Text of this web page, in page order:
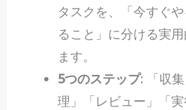
タスクを、「今すぐ
ること」に分ける実
ます。
5つのステップ: 「収
理」「レビュー」「